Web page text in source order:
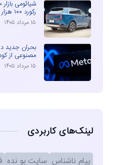
رکورد ۱۰۰ هزار سفارش برای N70 و N90
۱۵ مرداد ۱۴۰۵
بحران جدید
مصنوعی از
۱۵ مرداد ۱۴۰۵
لینک‌های کاربردی
پیام ناشناس سایت بو نده